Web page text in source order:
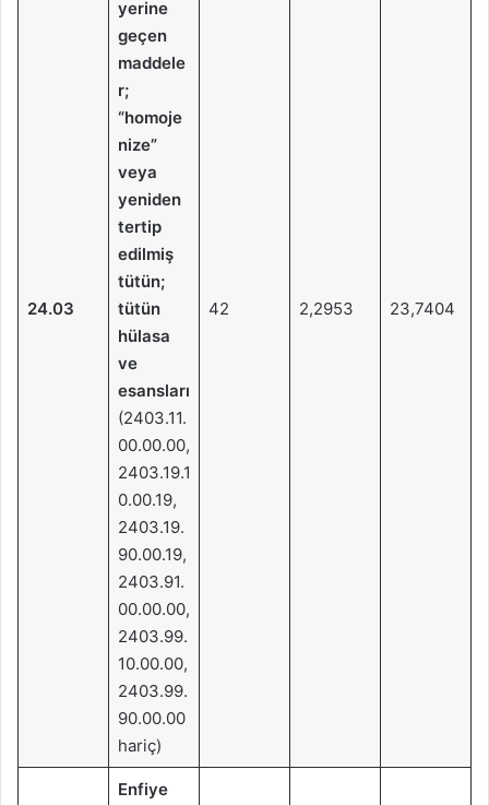
24.03
yerine
geçen
maddele
r;
“homoje
nize”
veya
yeniden
tertip
edilmiş
tütün;
tütün
hülasa
ve
esansları
(2403.11.
00.00.00,
2403.19.1
0.00.19,
2403.19.
90.00.19,
2403.91.
00.00.00,
2403.99.
10.00.00,
2403.99.
90.00.00
hariç)
42 2,2953 23,7404
Enfiye